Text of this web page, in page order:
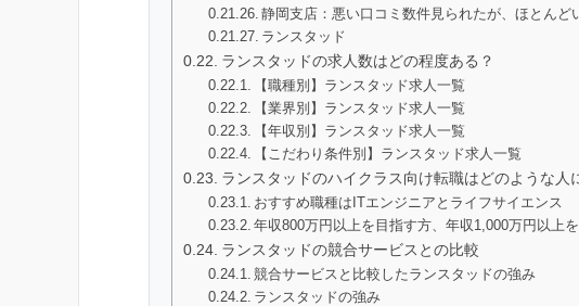
静岡支店：悪い口コミ数件見られたが、ほとん
ランスタッド
ランスタッドの求人数はどの程度ある？
【職種別】ランスタッド求人一覧
【業界別】ランスタッド求人一覧
【年収別】ランスタッド求人一覧
【こだわり条件別】ランスタッド求人一覧
ランスタッドのハイクラス向け転職はどのような人
おすすめ職種はITエンジニアとライフサイエンス
年収800万円以上を目指す方、年収1,000万円以上
ランスタッドの競合サービスとの比較
競合サービスと比較したランスタッドの強み
ランスタッドの強み